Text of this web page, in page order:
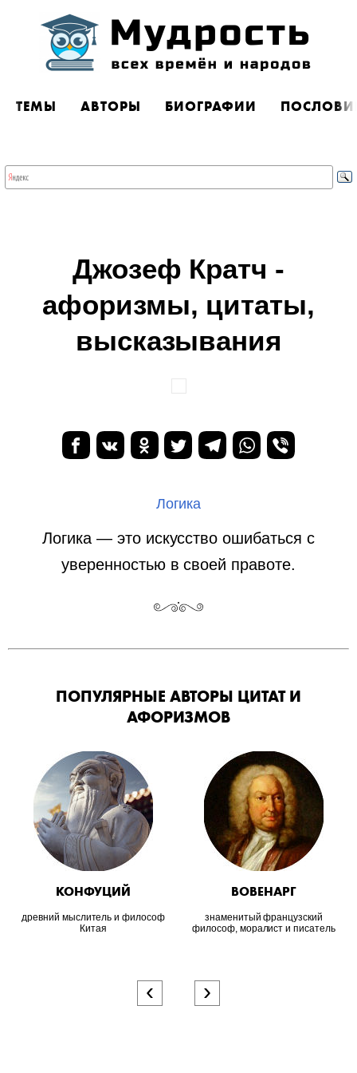
ТЕМЫ АВТОРЫ БИОГРАФИИ
Джозеф Кратч -
афоризмы, цитаты,
высказывания
Логика
Логика — это искусство ошибаться с
уверенностью в своей правоте.
ПОПУЛЯРНЫЕ АВТОРЫ ЦИТАТ И
АФОРИЗМОВ
КОНФУЦИЙ
древний мыслитель и философ
Китая
ВОВЕНАРГ
знаменитый французский
философ, моралист и писатель
‹ ›